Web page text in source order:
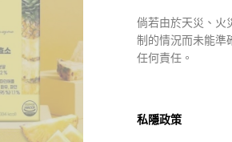
倘若由於天災、火
制的情況而未能準
任何責任。
私隱政策